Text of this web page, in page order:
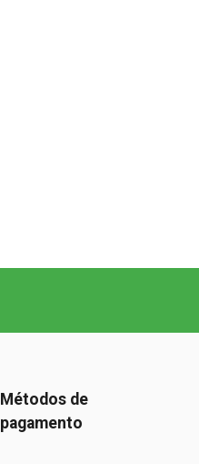
Métodos de
pagamento